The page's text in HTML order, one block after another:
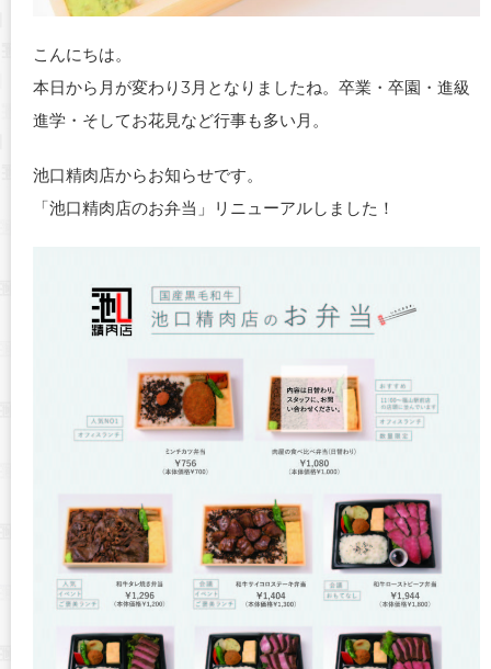
こんにちは。
本日から月が変わり3月となりましたね。卒業・卒園・進級
進学・そしてお花見など行事も多い月。
池口精肉店からお知らせです。
「池口精肉店のお弁当」リニューアルしました！